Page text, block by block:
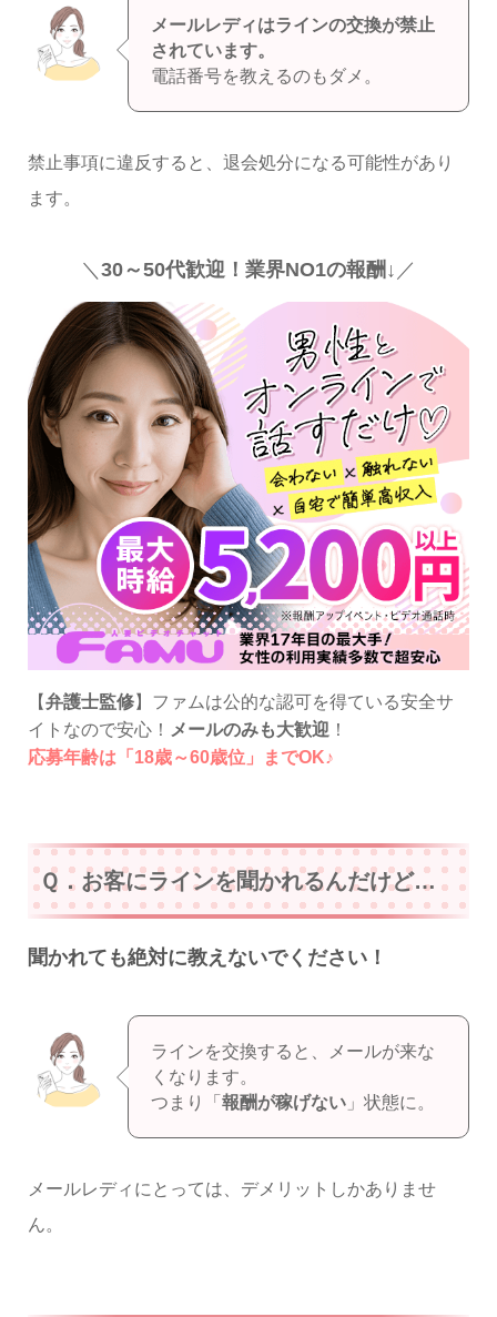
メールレディはラインの交換が禁止
されています。
電話番号を教えるのもダメ。
禁止事項に違反すると、退会処分になる可能性があり
ます。
＼ 30～50代歓迎！業界NO1の報酬↓ ／
【弁護士監修】ファムは公的な認可を得ている安全サ
イトなので安心！ メールのみも大歓迎 ！
応募年齢は「18歳～60歳位」までOK♪
Ｑ．お客にラインを聞かれるんだけど…
聞かれても絶対に教えないでください！
ラインを交換すると、メールが来な
くなります。
つまり「 報酬が稼げない」状態に。
メールレディにとっては、デメリットしかありませ
ん。